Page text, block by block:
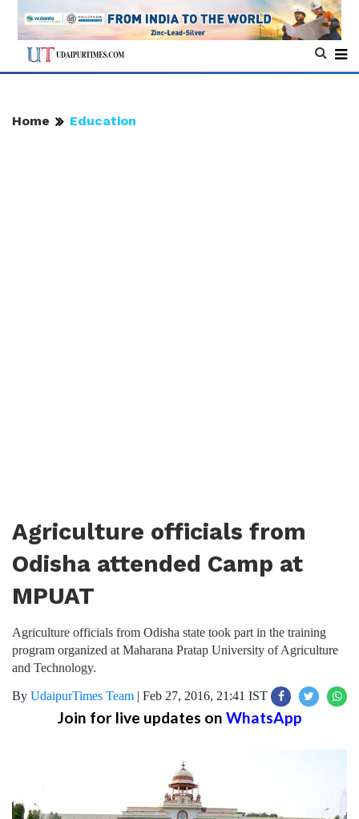
Home Education
Agriculture officials from
Odisha attended Camp at
MPUAT
Agriculture officials from Odisha state took part in the training
program organized at Maharana Pratap University of Agriculture
and Technology.
By UdaipurTimes Team | Feb 27, 2016, 21:41 IST
Join for live updates on WhatsApp